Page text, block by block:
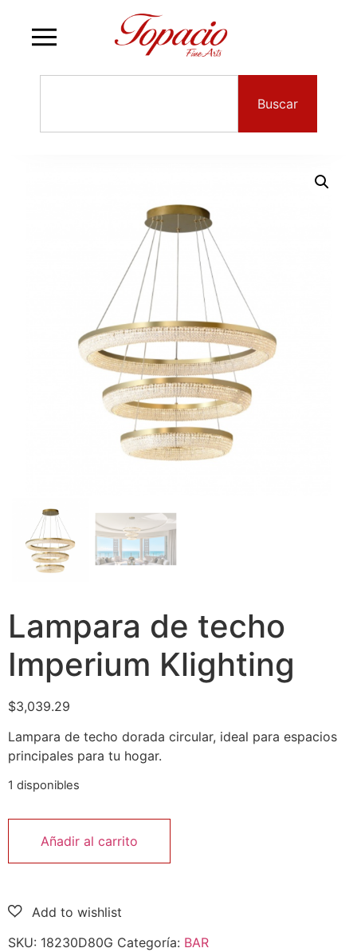
Buscar
Lampara de techo
Imperium Klighting
$3,039.29
Lampara de techo dorada circular, ideal para espacios
principales para tu hogar.
1 disponibles
Añadir al carrito
SKU: 18230D80G Categoría: BAR